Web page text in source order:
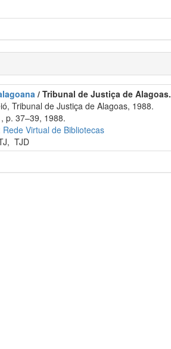
/ Tribunal de Justiça de Alagoas.
Tribunal de Justiça de Alagoas, 1988.
p. 37–39, 1988.
Rede Virtual de Bibliotecas
,TJD